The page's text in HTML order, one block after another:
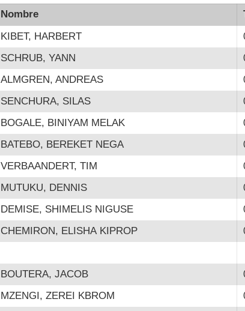
Nombre
KIBET, HARBERT
SCHRUB, YANN
ALMGREN, ANDREAS
SENCHURA, SILAS
BOGALE, BINIYAM MELAK
BATEBO, BEREKET NEGA
VERBAANDERT, TIM
MUTUKU, DENNIS
DEMISE, SHIMELIS NIGUSE
CHEMIRON, ELISHA KIPROP
BOUTERA, JACOB
MZENGI, ZEREI KBROM